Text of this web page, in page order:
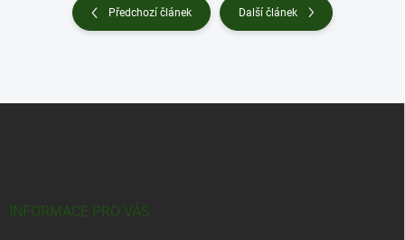
Předchozí článek Další článek
INFORMACE PRO VÁS